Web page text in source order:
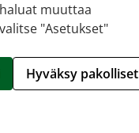
muuttaa
"Asetukset"
Hyväksy pakolliset